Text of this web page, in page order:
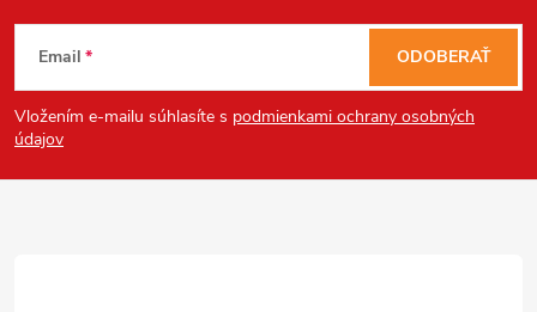
Z
á
p
Email
Vložením e-mailu súhlasíte s podmienkami ochrany osobných
údajov
ODOBERAŤ